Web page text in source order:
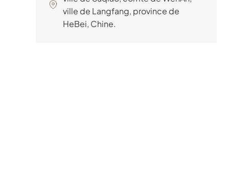
ville de Langfang, province de
HeBei, Chine.